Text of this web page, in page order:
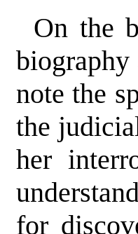
On the
biography
note the
the
her
for